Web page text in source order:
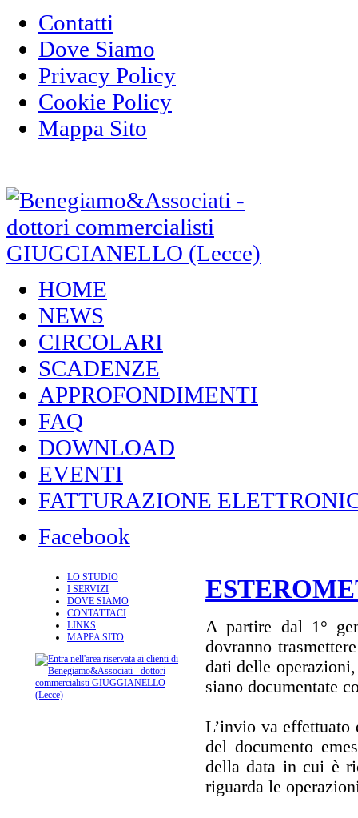
Contatti
Dove Siamo
Privacy Policy
Cookie Policy
Mappa Sito
HOME
NEWS
CIRCOLARI
SCADENZE
APPROFONDIMENTI
FAQ
DOWNLOAD
EVENTI
FATTURAZIONE
Facebook
LO STUDIO
I SERVIZI
DOVE SIAMO
CONTATTACI
LINKS
MAPPA SITO
A partire dal 1°
dovranno
dati delle
siano documentate
L’invio va effettuato
del documento
della data in cui è
riguarda le